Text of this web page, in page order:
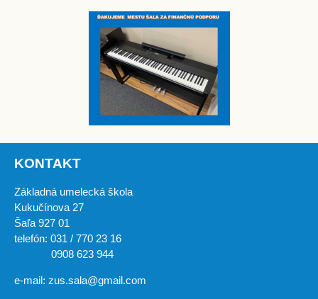
KONTAKT
Základná umelecká škola
Kukučínova 27
Šaľa 927 01
telefón: 031 / 770 23 16
0908 623 944
e-mail: zus.sala@gmail.com